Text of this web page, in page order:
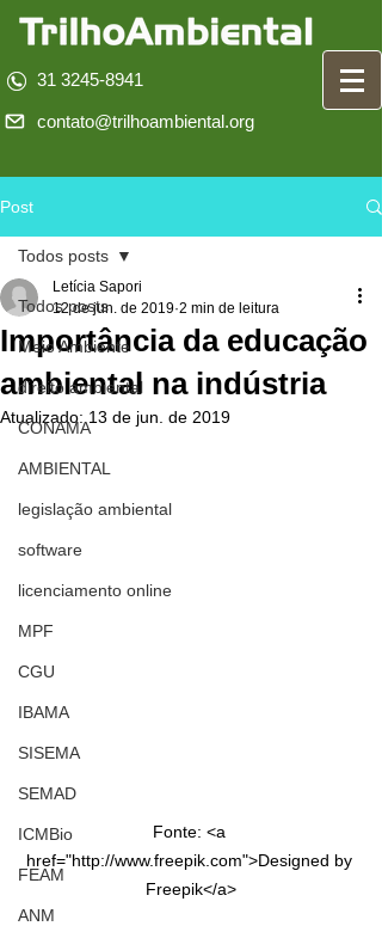
31 3245-8941
contato@trilhoambiental.org
Post
Todos posts
Meio Ambiente
direito ambiental
CONAMA
AMBIENTAL
legislação ambiental
software
licenciamento online
MPF
CGU
IBAMA
SISEMA
SEMAD
ICMBio
FEAM
ANM
Todos posts
Importância da educação
ambiental na indústria
Letícia Sapori
12 de jun. de 2019 2 min de leitura
Atualizado: 13 de jun. de 2019
Fonte: <a
href="http://www.freepik.com">Designed by
Freepik</a>